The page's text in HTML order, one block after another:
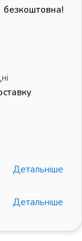
безкоштовна!
Детальніше
Детальніше